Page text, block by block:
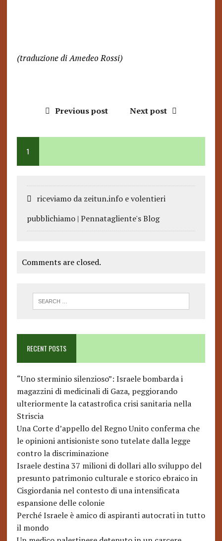
(traduzione di Amedeo Rossi)
Previous post Next post
1
riceviamo da zeitun.info e volentieri
pubblichiamo | Pennatagliente's Blog
Comments are closed.
RECENT POSTS
“Uno sterminio silenzioso”: Israele bombarda i
magazzini di medicinali di Gaza, peggiorando
ulteriormente la catastrofica crisi sanitaria nella
Striscia
Una Corte d’appello del Regno Unito conferma che
le opinioni antisioniste sono tutelate dalla legge
contro la discriminazione
Israele destina 37 milioni di dollari allo sviluppo del
presunto patrimonio culturale e storico ebraico in
Cisgiordania nel contesto di una intensificata
espansione delle colonie
Perché Israele è amico di aspiranti autocrati in tutto
il mondo